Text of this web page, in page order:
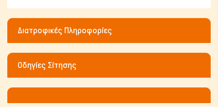
Μικρά ζώα
Διατροφικές Πληροφορίες
Οδηγίες Σίτησης